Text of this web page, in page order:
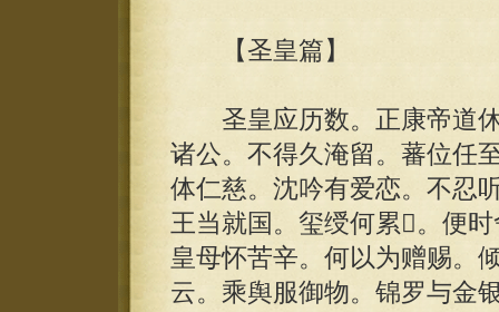
【圣皇篇】
圣皇应历数。正康帝道休
诸公。不得久淹留。蕃位任
体仁慈。沈吟有爱恋。不忍
王当就国。玺绶何累。便
皇母怀苦辛。何以为赠赐。
云。乘舆服御物。锦罗与金